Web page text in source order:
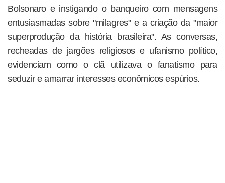
Bolsonaro e instigando o banqueiro com mensagens
entusiasmadas sobre "milagres" e a criação da "maior
superprodução da história brasileira". As conversas,
recheadas de jargões religiosos e ufanismo político,
evidenciam como o clã utilizava o fanatismo para
seduzir e amarrar interesses econômicos espúrios.